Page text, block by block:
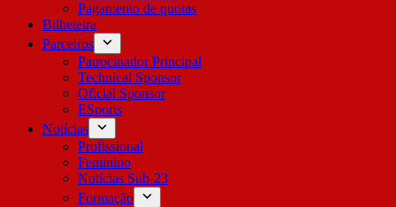
Pagamento de quotas
Bilheteira
Parceiros
Patrocinador Principal
Technical Sponsor
Oficial Sponsor
ESports
Notícias
Profissional
Feminino
Notícias Sub-23
Formação